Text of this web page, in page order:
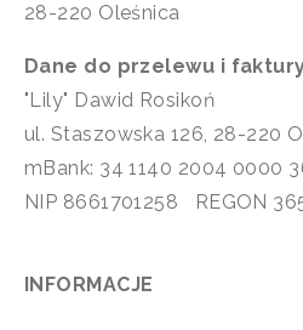
28-220 Oleśnica
Dane do przelewu i
"Lily" Dawid Rosikoń
ul. Staszowska 126, 28-220
mBank: 34 1140 2004 0000
NIP 8661701258 REGON
INFORMACJE